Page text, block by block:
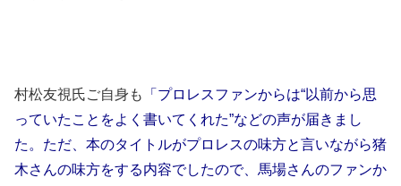
村松友視氏ご自身も
「プロレスファンからは“以前から思
っていたことをよく書いてくれた”などの声が届きまし
た。ただ、本のタイトルがプロレスの味方と言いながら猪
木さんの味方をする内容でしたので、馬場さんのファンか